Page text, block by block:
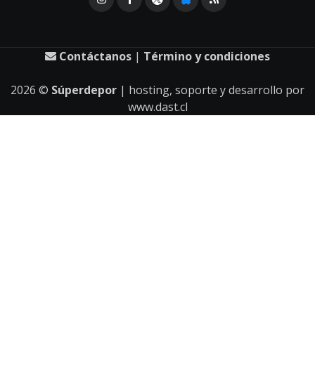
Contáctanos | Término y condiciones
2026 © Súperdepor | hosting, soporte y desarrollo por
www.dast.cl